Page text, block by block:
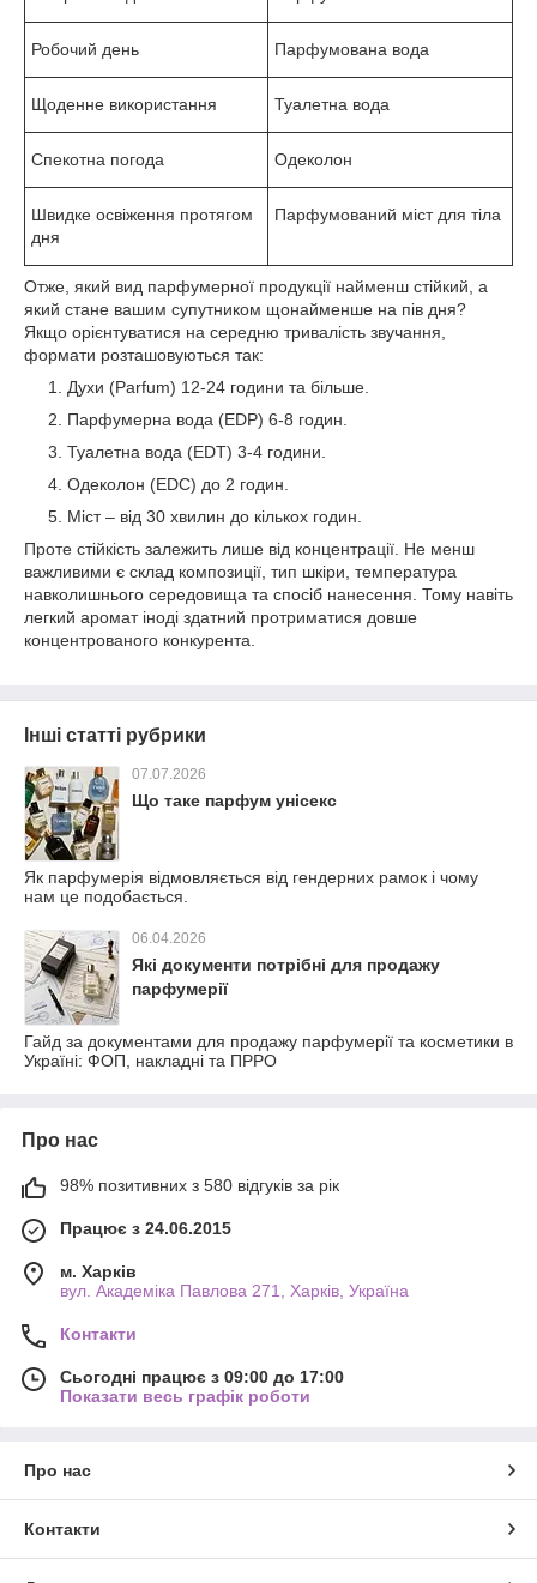
Робочий день Парфумована вода
Щоденне використання Туалетна вода
Спекотна погода Одеколон
Швидке освіження протягом
дня
Парфумований міст для тіла
Отже, який вид парфумерної продукції найменш стійкий, а
який стане вашим супутником щонайменше на пів дня?
Якщо орієнтуватися на середню тривалість звучання,
формати розташовуються так:
Духи (Parfum) 12-24 години та більше.
Парфумерна вода (EDP) 6-8 годин.
Туалетна вода (EDT) 3-4 години.
Одеколон (EDC) до 2 годин.
Міст – від 30 хвилин до кількох годин.
Проте стійкість залежить лише від концентрації. Не менш
важливими є склад композиції, тип шкіри, температура
навколишнього середовища та спосіб нанесення. Тому навіть
легкий аромат іноді здатний протриматися довше
концентрованого конкурента.
Інші статті рубрики
07.07.2026
Що таке парфум унісекс
Як парфумерія відмовляється від гендерних рамок і чому
нам це подобається.
06.04.2026
Які документи потрібні для продажу
парфумерії
Гайд за документами для продажу парфумерії та косметики в
Україні: ФОП, накладні та ПРРО
Про нас
98% позитивних з 580 відгуків за рік
Працює з 24.06.2015
м. Харків
вул. Академіка Павлова 271, Харків, Україна
Контакти
Сьогодні працює з 09:00 до 17:00
Показати весь графік роботи
Про нас
Контакти